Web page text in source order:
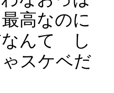
高なのに
なんて し
スケベだ